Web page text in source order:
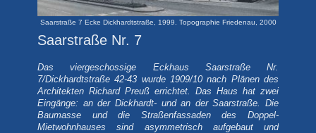
Saarstraße 7 Ecke Dickhardtstraße, 1999. Topographie Friedenau, 2000
Saarstraße Nr. 7
Das viergeschossige Eckhaus Saarstraße Nr.
7/Dickhardtstraße 42-43 wurde 1909/10 nach Plänen des
Architekten Richard Preuß errichtet. Das Haus hat zwei
Eingänge: an der Dickhardt- und an der Saarstraße. Die
Baumasse und die Straßenfassaden des Doppel-
Mietwohnhauses sind asymmetrisch aufgebaut und